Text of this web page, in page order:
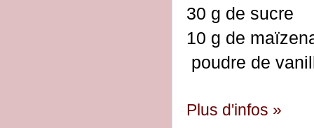
30 g de sucre
10 g de
poudre de
Plus d'infos »